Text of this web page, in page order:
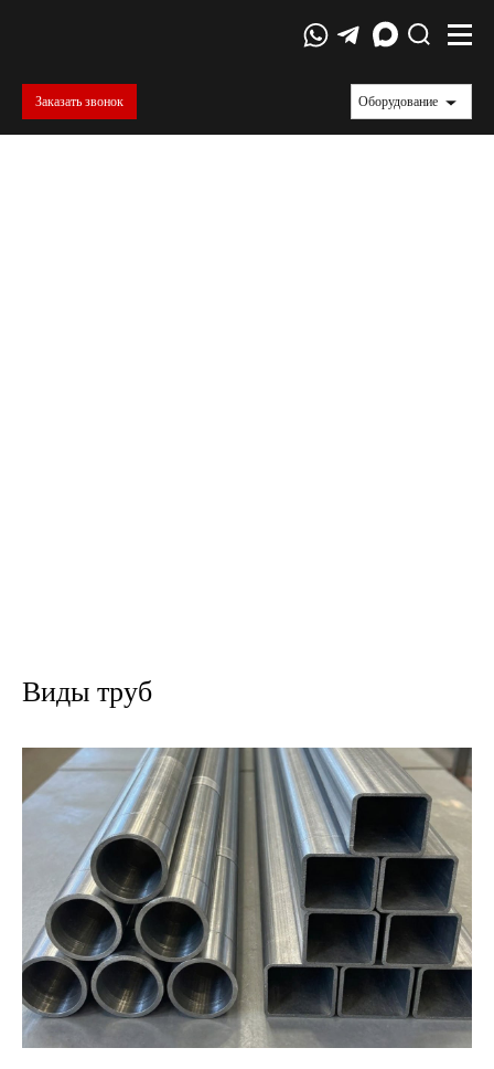
Заказать звонок Оборудование
Виды труб